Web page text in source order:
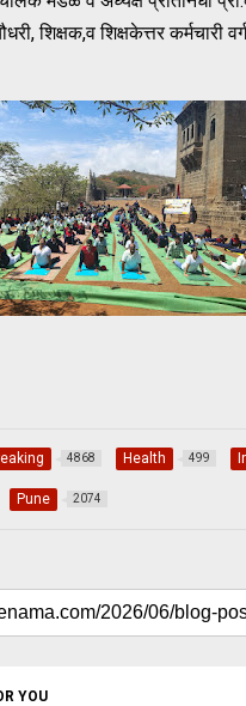
शिक्षक,व शिक्षकेत्तर कर्मचारी
4868 Health 499
Pune 2074
YOU